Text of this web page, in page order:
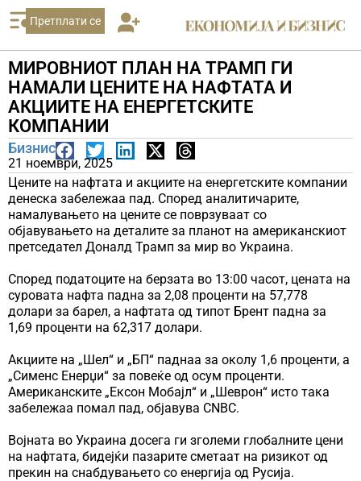
Претплати се
МИРОВНИОТ ПЛАН НА ТРАМП ГИ
НАМАЛИ ЦЕНИТЕ НА НАФТАТА И
АКЦИИТЕ НА ЕНЕРГЕТСКИТЕ
КОМПАНИИ
Бизнис
21 ноември, 2025
Цените на нафтата и акциите на енергетските компании
денеска забележаа пад. Според аналитичарите,
намалувањето на цените се поврзуваат со
објавувањето на деталите за планот на американскиот
претседател Доналд Трамп за мир во Украина.
Според податоците на берзата во 13:00 часот, цената на
суровата нафта падна за 2,08 проценти на 57,778
долари за барел, а нафтата од типот Брент падна за
1,69 проценти на 62,317 долари.
Акциите на „Шел“ и „БП“ паднаа за околу 1,6 проценти, а
„Сименс Енерџи“ за повеќе од осум проценти.
Американските „Ексон Мобајл“ и „Шеврон“ исто така
забележаа помал пад, објавува CNBC.
Војната во Украина досега ги зголеми глобалните цени
на нафтата, бидејќи пазарите сметаат на ризикот од
прекин на снабдувањето со енергија од Русија.